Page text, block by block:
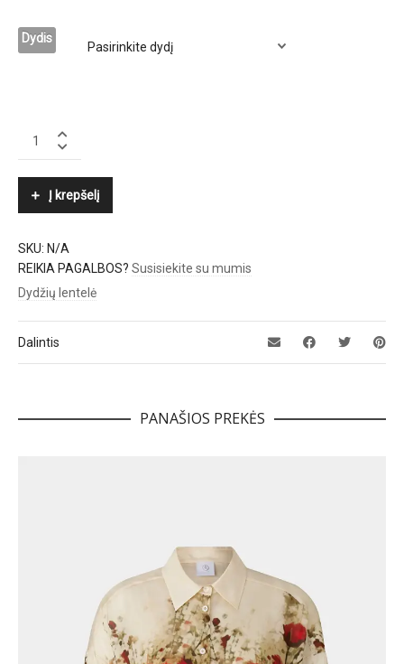
Dydis
RALPH
Į krepšelį
SKU: N/A
REIKIA PAGALBOS? Susisiekite su mumis
Dydžių lentelė
Dalintis
PANAŠIOS PREKĖS